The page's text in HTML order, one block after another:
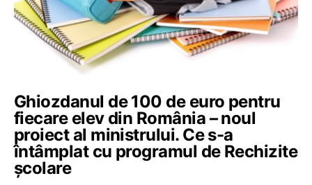
Ghiozdanul de 100 de euro pentru
fiecare elev din România – noul
proiect al ministrului. Ce s-a
întâmplat cu programul de Rechizite
școlare